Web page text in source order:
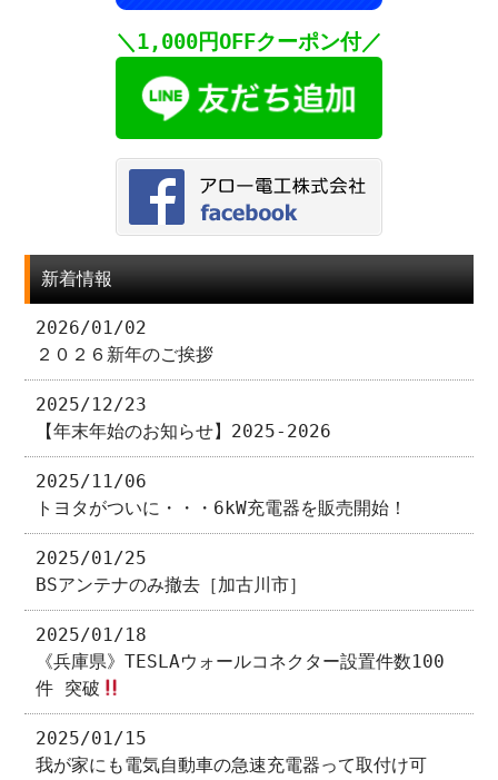
＼1,000円OFFクーポン付／
新着情報
2026/01/02
２０２６新年のご挨拶
2025/12/23
【年末年始のお知らせ】2025-2026
2025/11/06
トヨタがついに・・・6kW充電器を販売開始！
2025/01/25
BSアンテナのみ撤去［加古川市］
2025/01/18
《兵庫県》TESLAウォールコネクター設置件数100
件 突破
2025/01/15
我が家にも電気自動車の急速充電器って取付け可